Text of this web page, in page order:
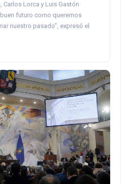
Lorca y Luis Gastón
futuro como queremos
nuestro pasado”, expresó el